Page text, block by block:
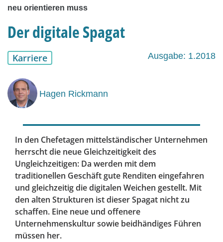
neu orientieren muss
Der digitale Spagat
Karriere Ausgabe: 1.2018
Hagen Rickmann
In den Chefetagen mittelständischer Unternehmen
herrscht die neue Gleichzeitigkeit des
Ungleichzeitigen: Da werden mit dem
traditionellen Geschäft gute Renditen eingefahren
und gleichzeitig die digitalen Weichen gestellt. Mit
den alten Strukturen ist dieser Spagat nicht zu
schaffen. Eine neue und offenere
Unternehmenskultur sowie beidhändiges Führen
müssen her.